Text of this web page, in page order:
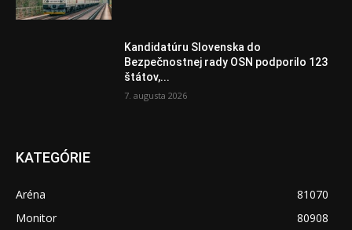
Kandidatúru Slovenska do
Bezpečnostnej rady OSN podporilo 123
štátov,...
7. augusta 2026
KATEGÓRIE
Aréna
81070
Monitor
80908